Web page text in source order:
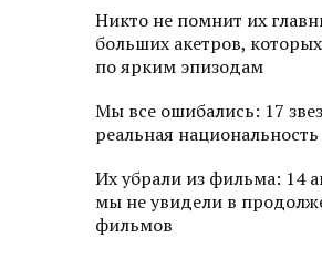
Никто не помнит их
больших акетров,
по ярким эпизодам
Мы все ошибались: 17
реальная
Их убрали из фильма: 14
мы не увидели в
фильмов